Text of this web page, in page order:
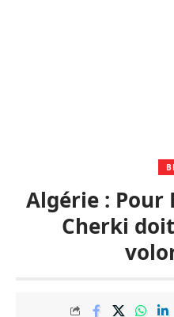
Algérie : Pour
Cherki